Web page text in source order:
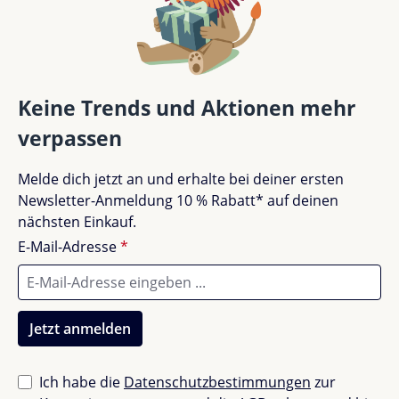
Mit CE-
Alter
Oft gestellte Fragen (FAQ)
Sollte der Ball vor dem ersten Spielen aufgepumpt
werden?
Ja, aufgrund des Versands wird er etwas luftleer
zugestellt. Dank der mitgelieferten Pumpe ist er
jedoch im Nu einsatzbereit.
An welchen Orten lässt sich das Set einsetzen?
Bewertung schreiben
Keine Bewertungen gefunden. Teile deine
Erfahrungen mit anderen.
Keine Trends und Aktionen mehr
verpassen
Melde dich jetzt an und erhalte bei deiner ersten
Newsletter-Anmeldung 10 % Rabatt* auf deinen
nächsten Einkauf.
E-Mail-Adresse*
Jetzt anmelden
Ich habe die Datenschutzbestimmungen zur